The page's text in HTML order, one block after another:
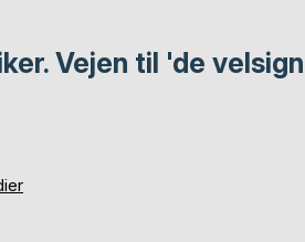
Vejen til 'de